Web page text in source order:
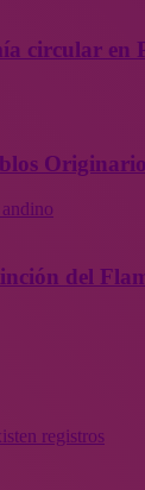
circular en
del
registros